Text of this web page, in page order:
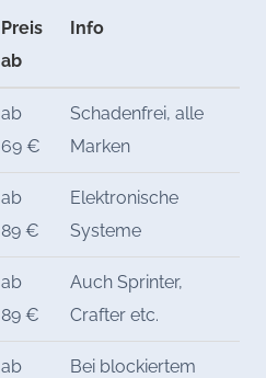
Preis
ab
Info
ab
69 €
Schadenfrei, alle
Marken
ab
89 €
Elektronische
Systeme
ab
89 €
Auch Sprinter,
Crafter etc.
ab
Bei blockiertem